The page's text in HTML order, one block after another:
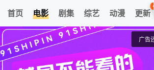
首页 电影 剧集 综艺 动漫 更新
我的观影记录
生死战役